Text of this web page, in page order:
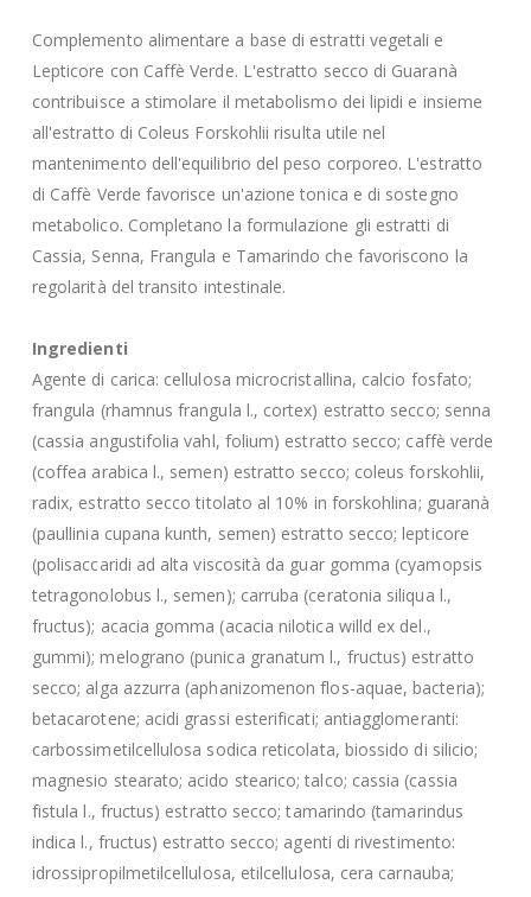
Complemento alimentare a base di estratti vegetali e
Lepticore con Caffè Verde. L'estratto secco di Guaranà
contribuisce a stimolare il metabolismo dei lipidi e insieme
all'estratto di Coleus Forskohlii risulta utile nel
mantenimento dell'equilibrio del peso corporeo. L'estratto
di Caffè Verde favorisce un'azione tonica e di sostegno
metabolico. Completano la formulazione gli estratti di
Cassia, Senna, Frangula e Tamarindo che favoriscono la
regolarità del transito intestinale.
Ingredienti
Agente di carica: cellulosa microcristallina, calcio fosfato;
frangula (rhamnus frangula l., cortex) estratto secco; senna
(cassia angustifolia vahl, folium) estratto secco; caffè verde
(coffea arabica l., semen) estratto secco; coleus forskohlii,
radix, estratto secco titolato al 10% in forskohlina; guaranà
(paullinia cupana kunth, semen) estratto secco; lepticore
(polisaccaridi ad alta viscosità da guar gomma (cyamopsis
tetragonolobus l., semen); carruba (ceratonia siliqua l.,
fructus); acacia gomma (acacia nilotica willd ex del.,
gummi); melograno (punica granatum l., fructus) estratto
secco; alga azzurra (aphanizomenon flos-aquae, bacteria);
betacarotene; acidi grassi esterificati; antiagglomeranti:
carbossimetilcellulosa sodica reticolata, biossido di silicio;
magnesio stearato; acido stearico; talco; cassia (cassia
fistula l., fructus) estratto secco; tamarindo (tamarindus
indica l., fructus) estratto secco; agenti di rivestimento:
idrossipropilmetilcellulosa, etilcellulosa, cera carnauba;